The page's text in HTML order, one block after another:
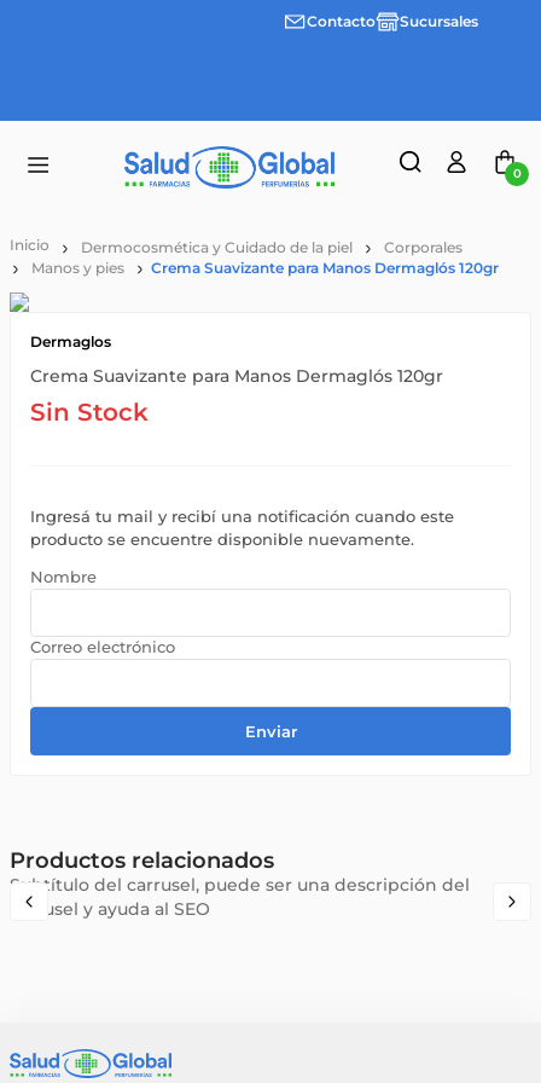
Envíos
Contacto Sucursales
0
Dermocosmética y Cuidado de la piel
Corporales
Manos y pies
Crema Suavizante para Manos Dermaglós 120gr
Dermaglos
Crema Suavizante para Manos Dermaglós 120gr
Sin Stock
Ingresá tu mail y recibí una notificación cuando este
producto se encuentre disponible nuevamente.
Enviar
Productos relacionados
Subtítulo del carrusel, puede ser una descripción del
carrusel y ayuda al SEO